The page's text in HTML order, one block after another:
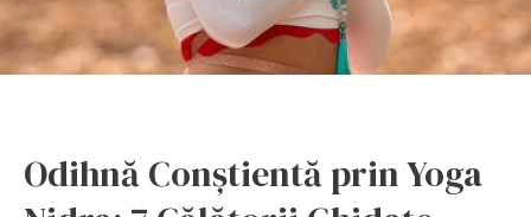
Odihnă Conștientă prin Yoga